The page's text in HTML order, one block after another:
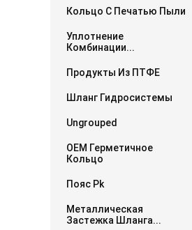
Кольцо С Печатью Пыли
Уплотнение
Комбинации...
Продукты Из ПТФЕ
Шланг Гидросистемы
Ungrouped
OEM Герметичное
Кольцо
Пояс Pk
Металлическая
Застежка Шланга...